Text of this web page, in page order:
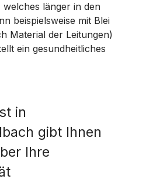
welches länger in den
beispielsweise mit Blei
Material der Leitungen)
ein gesundheitliches
in
gibt Ihnen
Ihre